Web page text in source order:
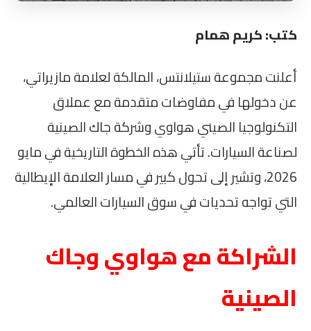
كتب: كريم همام
أعلنت مجموعة ستيلانتس، المالكة لعلامة مازيراتي،
عن دخولها في مفاوضات متقدمة مع عملاق
التكنولوجيا الصيني هواوي وشركة جاك الصينية
لصناعة السيارات. تأتي هذه الخطوة التاريخية في مايو
2026، وتشير إلى تحول كبير في مسار العلامة الإيطالية
التي تواجه تحديات في سوق السيارات العالمي.
الشراكة مع هواوي وجاك
الصينية